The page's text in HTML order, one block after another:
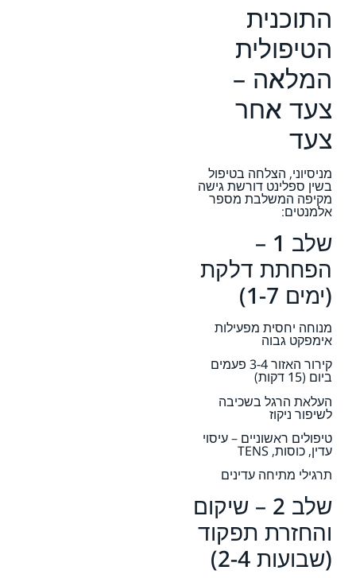
התוכנית
הטיפולית
המלאה –
צעד אחר
צעד
מניסיוני, הצלחה בטיפול
בשין ספלינט דורשת גישה
מקיפה המשלבת מספר
אלמנטים:
שלב 1 –
הפחתת דלקת
(ימים 1-7)
מנוחה יחסית מפעילות
אימפקט גבוה
קירור האזור 3-4 פעמים
ביום (15 דקות)
העלאת הרגל בשכיבה
לשיפור ניקוז
טיפולים ראשוניים – עיסוי
עדין, כוסות, TENS
תרגילי מתיחה עדינים
שלב 2 – שיקום
והחזרת תפקוד
(שבועות 2-4)